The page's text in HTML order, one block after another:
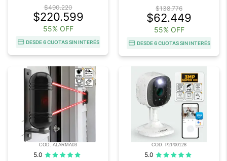
$490.220
$220.599
55% OFF
DESDE 6 CUOTAS SIN INTERÉS
$138.776
$62.449
55% OFF
DESDE 6 CUOTAS SIN INTERÉS
COD. ALARMA03
5.0
COD. P2P00128
5.0